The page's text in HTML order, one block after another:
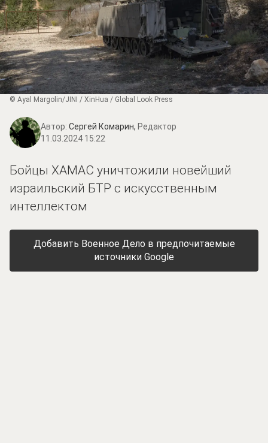
© Ayal Margolin/JINI / XinHua / Global Look Press
Автор: Сергей Комарин, Редактор
11.03.2024 15:22
Бойцы ХАМАС уничтожили новейший
израильский БТР с искусственным
интеллектом
Добавить Военное Дело в предпочитаемые
источники Google